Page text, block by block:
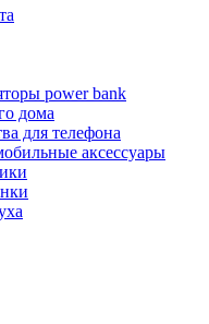
power bank
дома
для телефона
аксессуары